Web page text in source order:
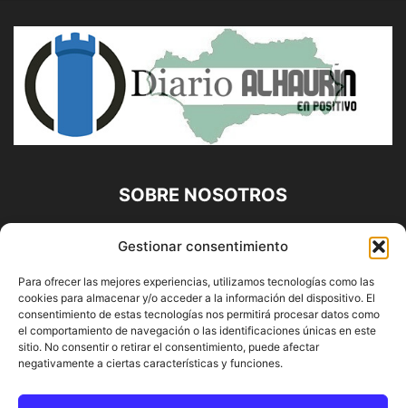
Gestionar consentimiento
Para ofrecer las mejores experiencias, utilizamos tecnologías como las
cookies para almacenar y/o acceder a la información del dispositivo. El
consentimiento de estas tecnologías nos permitirá procesar datos como
el comportamiento de navegación o las identificaciones únicas en este
sitio. No consentir o retirar el consentimiento, puede afectar
negativamente a ciertas características y funciones.
SOBRE NOSOTROS
Diario Alhaurín (www.alhaurindelatorre.com) Propiedad de
Francisco E. López López | 639 95 71 95 | Noticias de
Alhaurín de la Torre, Málaga y Provincia|
Contáctanos:info@alhaurindelatorre.com
SÍGUENOS